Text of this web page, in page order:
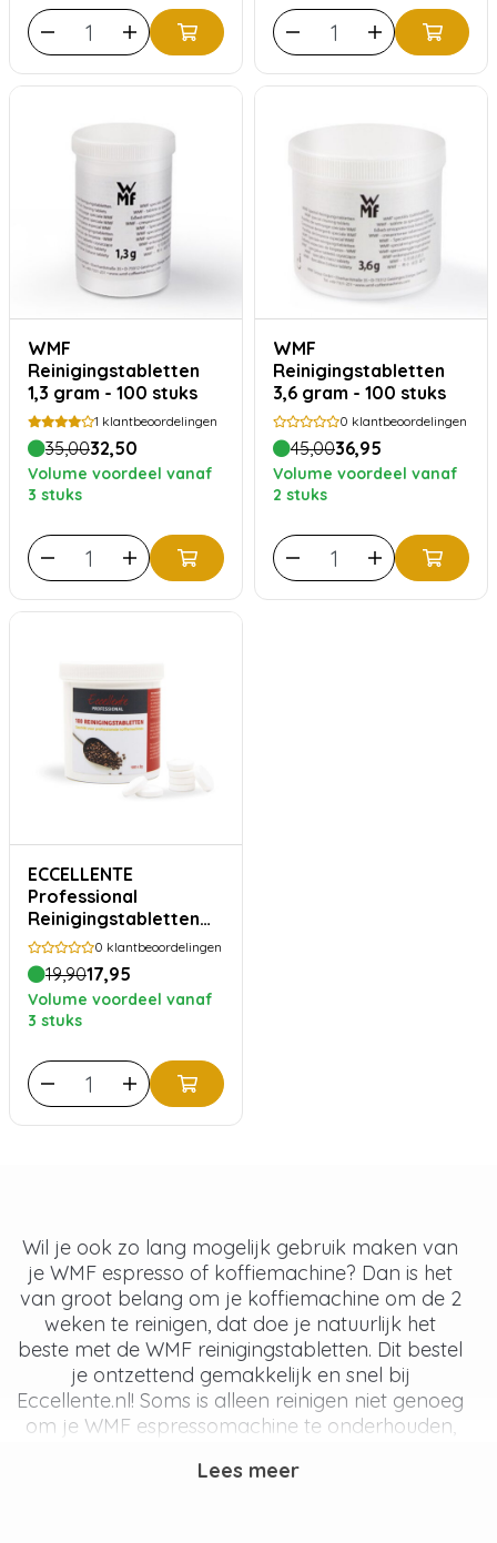
WMF
Reinigingstabletten
1,3 gram - 100 stuks
1 klantbeoordelingen
35,0032,50
Volume voordeel vanaf
3 stuks
WMF
Reinigingstabletten
3,6 gram - 100 stuks
0 klantbeoordelingen
45,0036,95
Volume voordeel vanaf
2 stuks
ECCELLENTE
Professional
Reinigingstabletten
voor WMF 100x 2gram
0 klantbeoordelingen
19,9017,95
Volume voordeel vanaf
3 stuks
Wil je ook zo lang mogelijk gebruik maken van
je WMF espresso of koffiemachine? Dan is het
van groot belang om je koffiemachine om de 2
weken te reinigen, dat doe je natuurlijk het
beste met de WMF reinigingstabletten. Dit bestel
je ontzettend gemakkelijk en snel bij
Eccellente.nl! Soms is alleen reinigen niet genoeg
om je WMF espressomachine te onderhouden,
nodig. Neem ook eens een kijkje bij de WMF
Lees meer